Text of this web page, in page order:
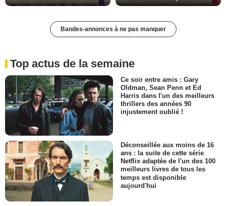
Bandes-annonces à ne pas manquer
Top actus de la semaine
Ce soir entre amis : Gary
Oldman, Sean Penn et Ed
Harris dans l'un des meilleurs
thrillers des années 90
injustement oublié !
Déconseillée aux moins de 16
ans : la suite de cette série
Netflix adaptée de l'un des 100
meilleurs livres de tous les
temps est disponible
aujourd'hui